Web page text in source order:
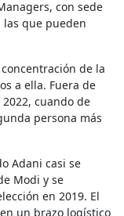
con sede
las que pueden
de la
a ella. Fuera de
cuando de
persona más
Adani casi se
Modi y se
en 2019. El
un brazo logístico